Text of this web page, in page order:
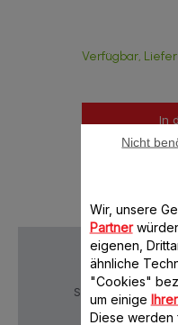
Verfügbar,
In
Sichere Zahlung
Wir, unsere
Partner
eigenen,
ähnliche
"Cookies"
um einige
Diese werden
Nicht